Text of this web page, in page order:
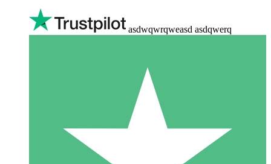
asdwqwrqweasd asdqwerq